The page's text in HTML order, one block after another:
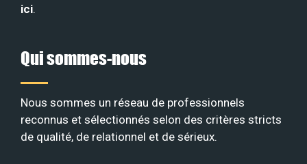
ici.
Qui sommes-nous
Nous sommes un réseau de professionnels
reconnus et sélectionnés selon des critères stricts
de qualité, de relationnel et de sérieux.